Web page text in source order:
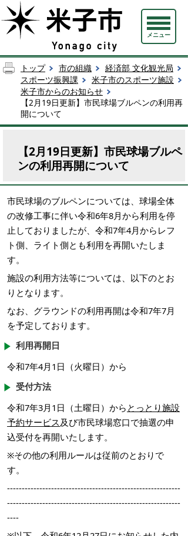
メニュー
トップ 市の組織
経済部 文化観光局
スポーツ振興課
米子市のスポーツ施設
米子市からのお知らせ
【2月19日更新】市民球場ブルペンの利用再
開について
【2月19日更新】市民球場ブルペ
ンの利用再開について
市民球場のブルペンについては、球場全体
の改修工事に伴い令和6年8月から利用を停
止しておりましたが、令和7年4月からレフ
ト側、ライト側とも利用を再開いたしま
す。
施設の利用方法等については、以下のとお
りとなります。
なお、グラウンドの利用再開は令和7年7月
を予定しております。
利用再開日
令和7年4月1日（火曜日）から
受付方法
令和7年3月1日（土曜日）から とっとり施設
予約サービス及び市民球場窓口で抽選の申
込受付を再開いたします。
※その他の利用ルールは従前のとおりで
す。
-----------------------------------------------------------
-----------------------------------------------------------
----